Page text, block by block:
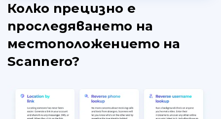
Колко прецизно е
проследяването на
местоположението на
Scannero?